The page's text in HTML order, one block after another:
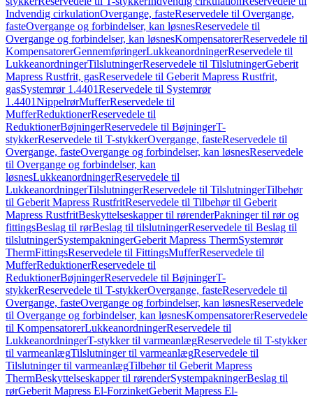
Indvendig cirkulationOvergange, fasteReservedele til Overgange,
fasteOvergange og forbindelser, kan løsnesReservedele til
Overgange og forbindelser, kan løsnesKompensatorerReservedele til
KompensatorerGennemføringerLukkeanordningerReservedele til
LukkeanordningerTilslutningerReservedele til TilslutningerGeberit
Mapress Rustfrit, gasReservedele til Geberit Mapress Rustfrit,
gasSystemrør 1.4401Reservedele til Systemrør
1.4401NippelrørMufferReservedele til
MufferReduktionerReservedele til
ReduktionerBøjningerReservedele til BøjningerT-
stykkerReservedele til T-stykkerOvergange, fasteReservedele til
Overgange, fasteOvergange og forbindelser, kan løsnesReservedele
til Overgange og forbindelser, kan
løsnesLukkeanordningerReservedele til
LukkeanordningerTilslutningerReservedele til TilslutningerTilbehør
til Geberit Mapress RustfritReservedele til Tilbehør til Geberit
Mapress RustfritBeskyttelseskapper til rørenderPakninger til rør og
fittingsBeslag til rørBeslag til tilslutningerReservedele til Beslag til
tilslutningerSystempakningerGeberit Mapress ThermSystemrør
ThermFittingsReservedele til FittingsMufferReservedele til
MufferReduktionerReservedele til
ReduktionerBøjningerReservedele til BøjningerT-
stykkerReservedele til T-stykkerOvergange, fasteReservedele til
Overgange, fasteOvergange og forbindelser, kan løsnesReservedele
til Overgange og forbindelser, kan løsnesKompensatorerReservedele
til KompensatorerLukkeanordningerReservedele til
LukkeanordningerT-stykker til varmeanlægReservedele til T-stykker
til varmeanlægTilslutninger til varmeanlægReservedele til
Tilslutninger til varmeanlægTilbehør til Geberit Mapress
ThermBeskyttelseskapper til rørenderSystempakningerBeslag til
rørGeberit Mapress El-ForzinketGeberit Mapress El-